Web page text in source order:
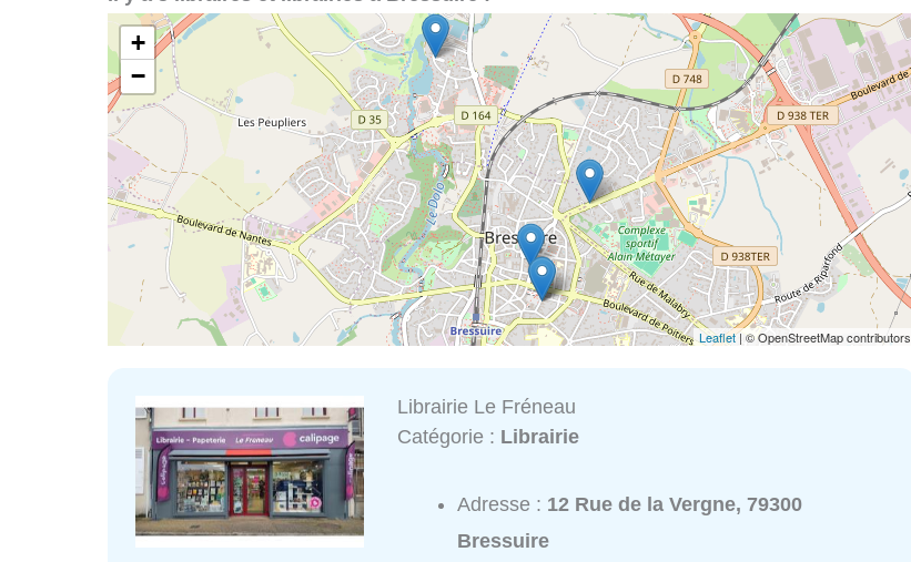
+
−
Leaflet| © OpenStreetMap contributors
Librairie Le Fréneau
Catégorie : Librairie
Adresse : 12 Rue de la Vergne, 79300
Bressuire